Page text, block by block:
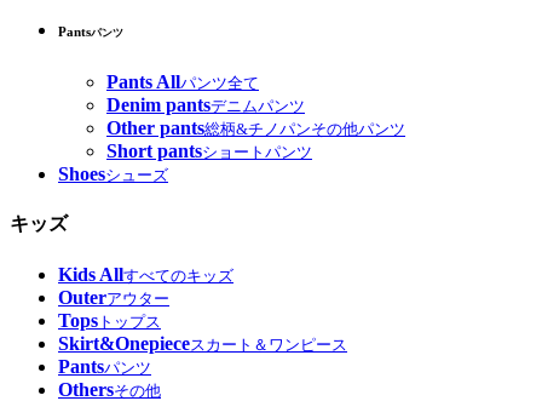
Pantsパンツ
Pants Allパンツ全て
Denim pantsデニムパンツ
Other pants総柄&チノパンその他パンツ
Short pantsショートパンツ
Shoesシューズ
キッズ
Kids Allすべてのキッズ
Outerアウター
Tops トップス
Skirt&Onepieceスカート＆ワンピース
Pantsパンツ
Othersその他